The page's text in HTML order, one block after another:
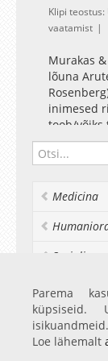
Klipi teostus:
vaatamist
Murakas
lõuna
inimesed
toob/võiks
tööandja/
nõunik) ja
õppetooli
Nahkur -
17.00 -
"Erinevad
milline
välismaal,
Medicina
Socialia
Realia et
Ülikoolist
Parema
Loe lähemalt